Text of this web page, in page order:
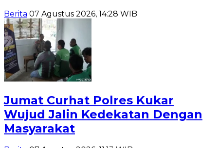
Berita 07 Agustus 2026, 14:28 WIB
Jumat Curhat Polres Kukar
Wujud Jalin Kedekatan Dengan
Masyarakat